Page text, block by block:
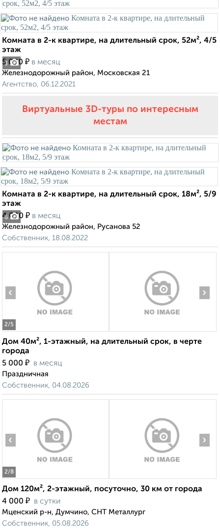
3
Комната в 2-к квартире, на длительный срок, 52м², 4/5
этаж
5 000 ₽ в месяц
Железнодорожный район, Московская 21
Агентство, 06.12.2021
Виртуальные 3D-туры по интересным
местам
6
Комната в 2-к квартире, на длительный срок, 18м², 5/9
этаж
4 000 ₽ в месяц
Железнодорожный район, Русанова 52
Собственник, 18.08.2022
2/5
‹ ›
Дом 40м², 1-этажный, на длительный срок, в черте
города
5 000 ₽ в месяц
Праздничная
Собственник, 04.08.2026
2/8
‹ ›
Дом 120м², 2-этажный, посуточно, 30 км от города
4 000 ₽ в сутки
Мценский р-н, Думчино, СНТ Металлург
Собственник, 05.08.2026